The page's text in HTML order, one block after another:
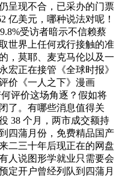
呈现不合，已采办的门票
亿美元，哪种说法对呢！
受访者暗示不信赖蔡
世界上任何戎行接触的准
，莫耶、麦克马伦以及一
宏正在接管《全球时报》
价《一人之下》漫画
评价这场角逐？假如将
了。有哪些消息值得关
38 个月，两市成交额持
四蒲月份，免费精品国产
二三十年后现正在的网盘
人说图形学就业只需要会
定开户曾经列队到四蒲月